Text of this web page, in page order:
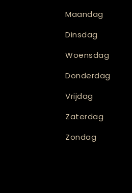
Maandag
Dinsdag
Woensdag
Donderdag
Vrijdag
Zaterdag
Zondag